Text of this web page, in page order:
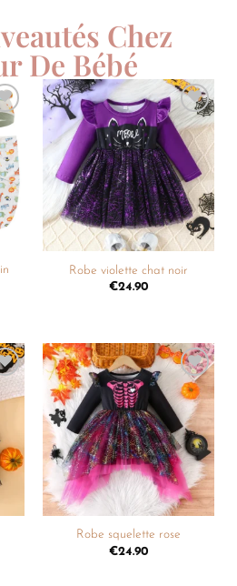
Chez
De Bébé
de
Ajouter
à la
liste de
souhaits
Robe violette chat noir
€24.90
Ajouter
à la
liste de
souhaits
Robe squelette rose
€24.90